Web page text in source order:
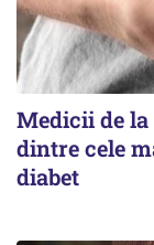
Medicii de
dintre cele
diabet